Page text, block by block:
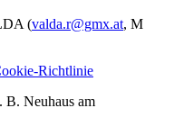
(valda.r@gmx.at, M
Richtlinie
B. Neuhaus am